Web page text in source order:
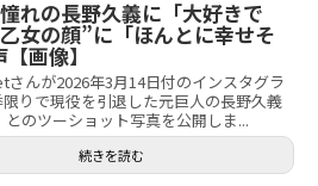
れの長野久義に「大好きで
女の顔”に「ほんとに幸せそ
画像】
さんが2026年3月14日付のインスタグラ
限りで現役を引退した元巨人の長野久義
とのツーショット写真を公開しま...
続きを読む